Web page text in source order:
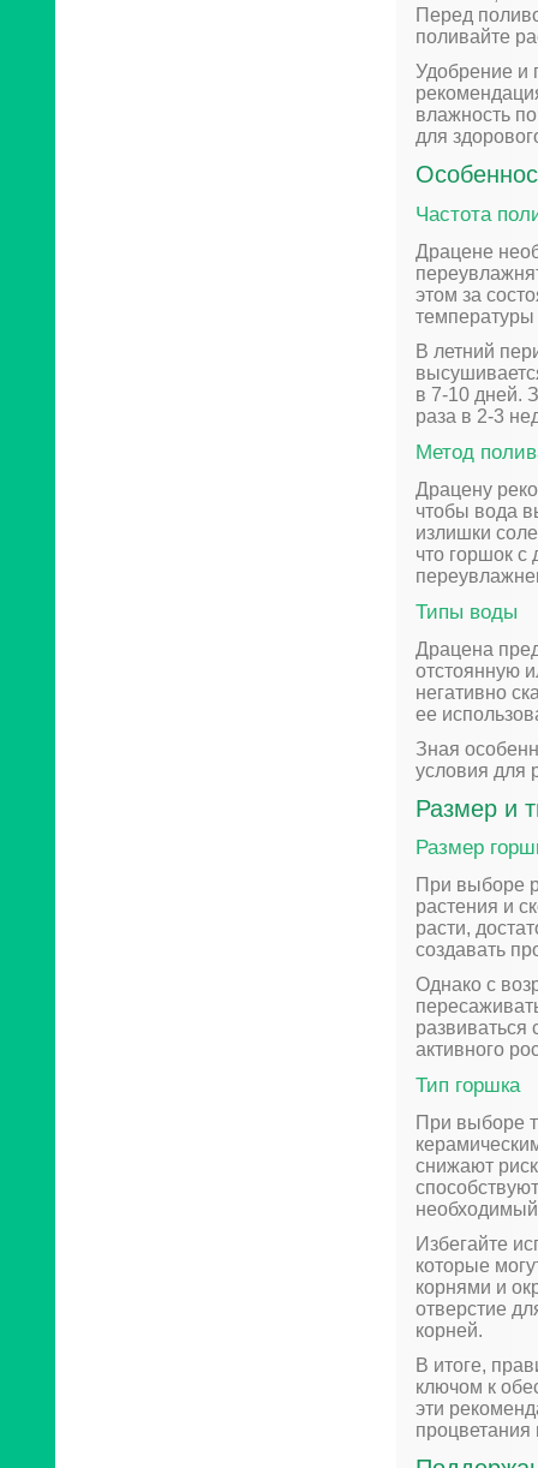
Перед
поливайте
Удобрение и
влажность
для
Частота
Драцене
этом за
В летний
в 7-10 дней.
раза в 2-3
Метод
Драцену
чтобы вода
излишки
что горшок с
Типы воды
Драцена
отстоянную
негативно
ее
Зная
условия для
Размер и
Размер
При выборе
растения и
расти,
создавать
Однако с
развиваться
активного
Тип горшка
При выборе
снижают
Избегайте
которые
корнями и
отверстие
корней.
В итоге,
ключом к
эти